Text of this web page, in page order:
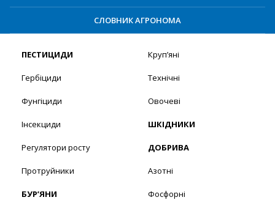
СЛОВНИК АГРОНОМА
ПЕСТИЦИДИ
Гербіциди
Фунгіциди
Інсекциди
Регулятори росту
Протруйники
БУР’ЯНИ
Круп’яні
Технічні
Овочеві
ШКІДНИКИ
ДОБРИВА
Азотні
Фосфорні